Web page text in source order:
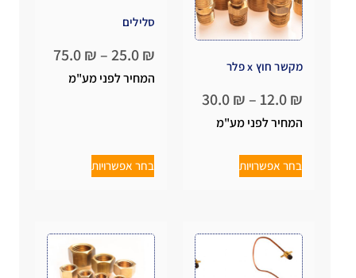
מקשר חוץ x פלר
₪
–
₪
המחיר לפני מע"מ
בחר אפשרויות
סלילים
₪
–
₪
המחיר לפני מע"מ
בחר אפשרויות